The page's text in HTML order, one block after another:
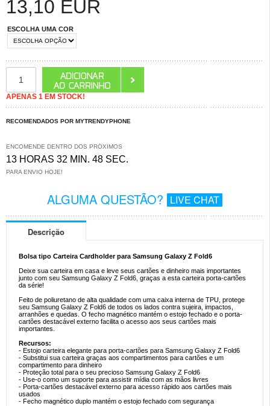
13,10 EUR
ESCOLHA UMA COR
APENAS 1 EM STOCK!
RECOMENDADOS POR MYTRENDYPHONE
ENCOMENDE DENTRO DOS PRÓXIMOS
13 HORAS 32 MIN. 47 SEC.
PARA ENVIO HOJE!
ALGUMA QUESTÃO? LIVE CHAT
Descrição
Bolsa tipo Carteira Cardholder para Samsung Galaxy Z Fold6
Deixe sua carteira em casa e leve seus cartões e dinheiro mais importantes
junto com seu Samsung Galaxy Z Fold6, graças a esta carteira porta-cartões
da série!
Feito de poliuretano de alta qualidade com uma caixa interna de TPU, protege
seu Samsung Galaxy Z Fold6 de todos os lados contra sujeira, impactos,
arranhões e quedas. O fecho magnético mantém o estojo fechado e o porta-
cartões destacável externo facilita o acesso aos seus cartões mais
importantes.
Recursos:
- Estojo carteira elegante para porta-cartões para Samsung Galaxy Z Fold6
- Substitui sua carteira graças aos compartimentos para cartões e um
compartimento para dinheiro
- Proteção total para o seu precioso Samsung Galaxy Z Fold6
- Use-o como um suporte para assistir mídia com as mãos livres
- Porta-cartões destacável externo para acesso rápido aos cartões mais
usados
- Fecho magnético duplo mantém o estojo fechado com segurança